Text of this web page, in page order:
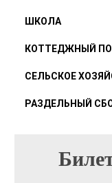
ШКОЛА
КОТТЕДЖНЫЙ
СЕЛЬСКОЕ
РАЗДЕЛЬНЫЙ